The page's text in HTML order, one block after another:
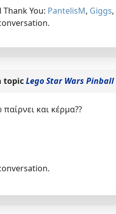
You: PantelisM, Giggs,
topicLego Star Wars Pinball
και κέρμα??